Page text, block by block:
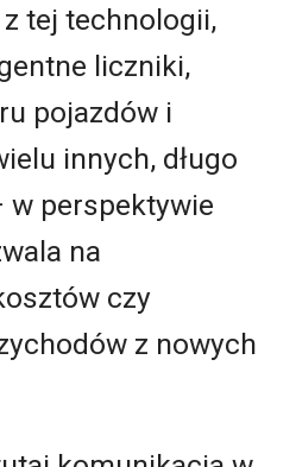
tej technologii,
liczniki,
pojazdów i
innych, długo
w perspektywie
na
czy
z nowych